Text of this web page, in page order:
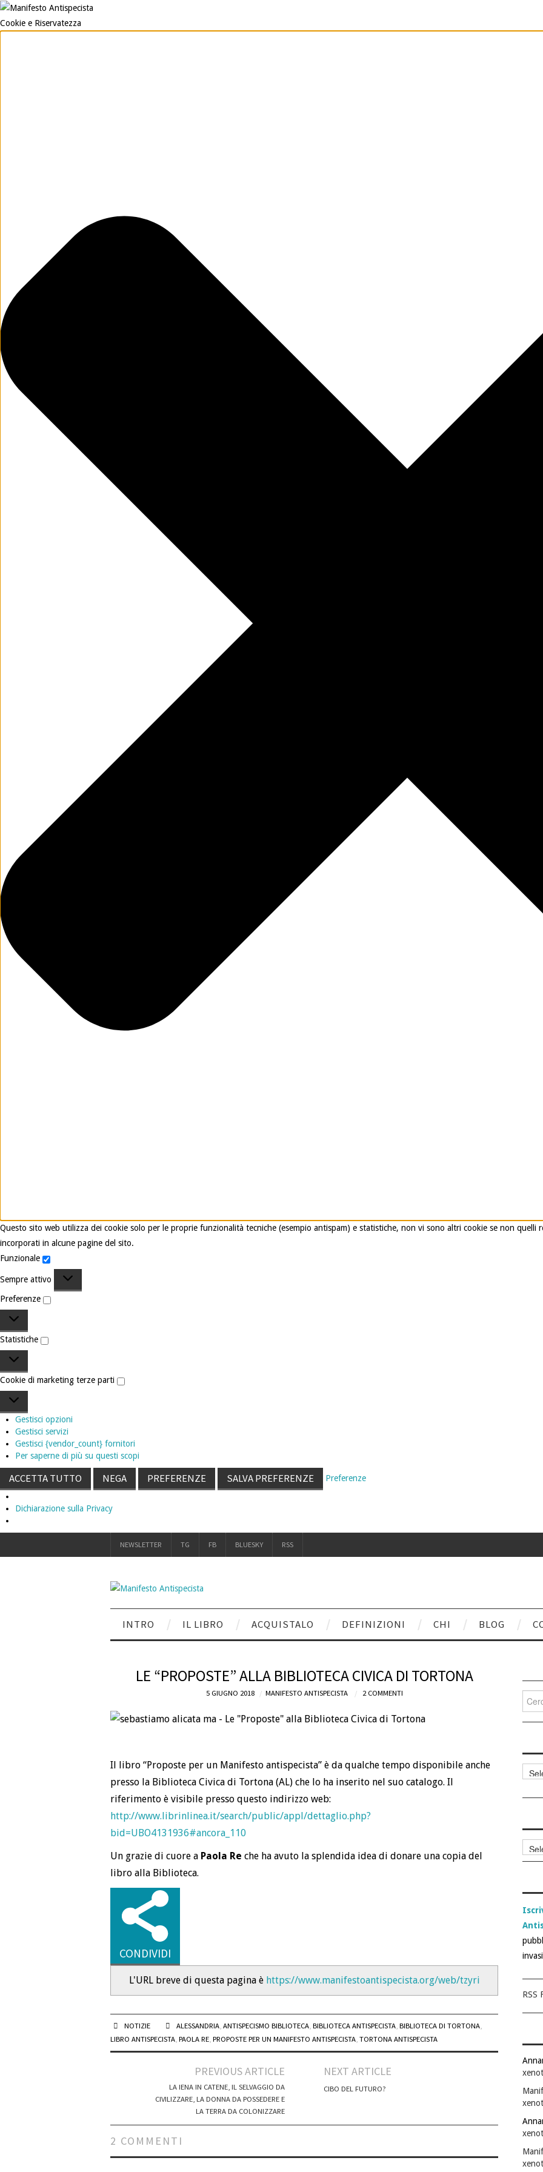
Cookie e Riservatezza
Questo sito web utilizza dei cookie solo per le proprie funzionalità tecniche (esempio antispam) e statistiche, non vi sono altri cookie se non
incorporati in alcune pagine del sito.
Funzionale
Funzionale
Sempre attivo
Preferenze
Preferenze
Statistiche
Statistiche
Cookie di marketing terze parti
Cookie
marketing
terze
parti
Gestisci opzioni
Gestisci servizi
Gestisci {vendor_count} fornitori
Per saperne di più su questi scopi
ACCETTA TUTTO NEGA PREFERENZE SALVA PREFERENZE Preferenze
Dichiarazione sulla Privacy
NEWSLETTER TG FB BLUESKY RSS
INTRO IL LIBRO ACQUISTALO DEFINIZIONI CHI BLOG
LE “PROPOSTE” ALLA BIBLIOTECA CIVICA DI TORTONA
5 GIUGNO 2018 MANIFESTO ANTISPECISTA 2 COMMENTI
Il libro “Proposte per un Manifesto antispecista” è da qualche tempo disponibile anche
presso la Biblioteca Civica di Tortona (AL) che lo ha inserito nel suo catalogo. Il
riferimento è visibile presso questo indirizzo web:
http://www.librinlinea.it/search/public/appl/dettaglio.php?
bid=UBO4131936#ancora_110
Un grazie di cuore a Paola Re che ha avuto la splendida idea di donare una copia del
libro alla Biblioteca.
CONDIVIDI
L'URL breve di questa pagina è https://www.manifestoantispecista.org/web/tzyri
NOTIZIE ALESSANDRIA ,ANTISPECISMO BIBLIOTECA ,BIBLIOTECA ANTISPECISTA ,BIBLIOTECA DI TORTONA
LIBRO ANTISPECISTA PAOLA RE PROPOSTE PER UN MANIFESTO ANTISPECISTA TORTONA ANTISPECISTA
navigation
PREVIOUS ARTICLE
LA IENA IN CATENE, IL SELVAGGIO DA
CIVILIZZARE, LA DONNA DA POSSEDERE E
LA TERRA DA COLONIZZARE
NEXT ARTICLE
CIBO DEL FUTURO?
2 COMMENTI
Cerca
per:
Archivi
RSS